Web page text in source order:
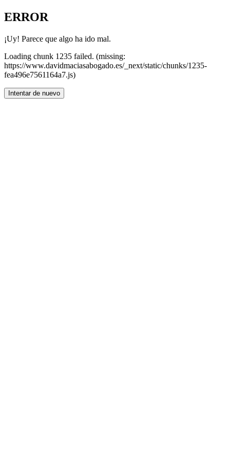
ERROR
¡Uy! Parece que algo ha ido mal.
Loading chunk 1235 failed. (missing:
https://www.davidmaciasabogado.es/_next/static/chunks/1235-
fea496e7561164a7.js)
Intentar de nuevo